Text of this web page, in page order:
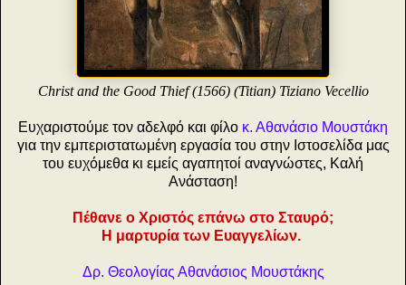
Christ and the Good Thief (1566) (Titian) Tiziano Vecellio
Ευχαριστούμε τον αδελφό και φίλο κ. Αθανάσιο Μουστάκη
για την εμπεριστατωμένη εργασία του στην Ιστοσελίδα μας
του ευχόμεθα κι εμείς αγαπητοί αναγνώστες, Καλή
Ανάσταση!
Πέθανε ο Χριστός επάνω στο Σταυρό;
Η μαρτυρία των Ευαγγελίων.
Δρ. Θεολογίας Αθανάσιος Μουστάκης